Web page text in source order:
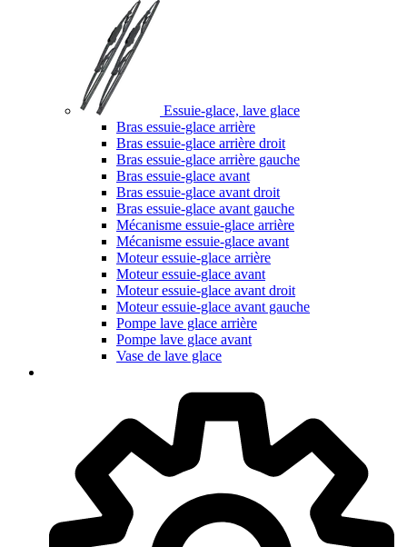
Essuie-glace, lave glace
Bras essuie-glace arrière
Bras essuie-glace arrière droit
Bras essuie-glace arrière gauche
Bras essuie-glace avant
Bras essuie-glace avant droit
Bras essuie-glace avant gauche
Mécanisme essuie-glace arrière
Mécanisme essuie-glace avant
Moteur essuie-glace arrière
Moteur essuie-glace avant
Moteur essuie-glace avant droit
Moteur essuie-glace avant gauche
Pompe lave glace arrière
Pompe lave glace avant
Vase de lave glace